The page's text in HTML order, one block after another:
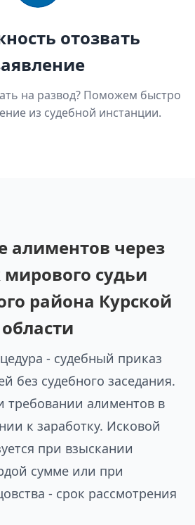
отозвать
на развод? Поможем быстро
из судебной инстанции.
алиментов через
мирового судьи
района Курской
области
- судебный приказ
без судебного заседания.
требовании алиментов в
к заработку. Исковой
при взыскании
сумме или при
- срок рассмотрения